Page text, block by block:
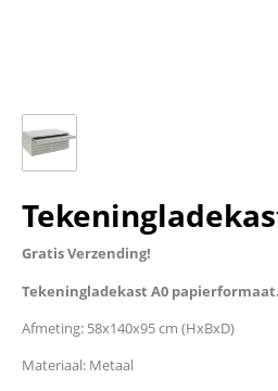
Gratis Verzending!
Tekeningladekast A0 papierformaat.
Afmeting: 58x140x95 cm (HxBxD)
Materiaal: Metaal